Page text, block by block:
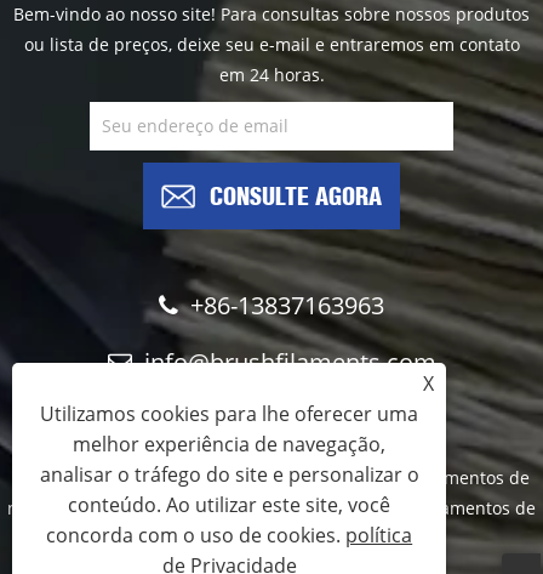
Bem-vindo ao nosso site! Para consultas sobre nossos produtos
ou lista de preços, deixe seu e-mail e entraremos em contato
em 24 horas.
CONSULTE AGORA
+86-13837163963
info@brushfilaments.com
Copyright © 2023 Filawing Industry Co., Limited - Filamentos de
nylon abrasivos, filamentos de carboneto de silício, filamentos de
diamante - Todos os direitos reservados
X
Utilizamos cookies para lhe oferecer uma
melhor experiência de navegação,
analisar o tráfego do site e personalizar o
conteúdo. Ao utilizar este site, você
concorda com o uso de cookies. política
de Privacidade